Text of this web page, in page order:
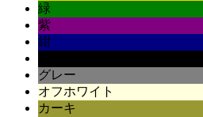
緑
紫
紺
グレー
オフホワイト
カーキ